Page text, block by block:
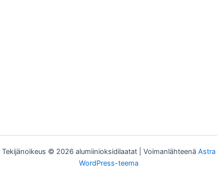
Tekijänoikeus © 2026 alumiinioksidilaatat | Voimanlähteenä Astra
WordPress-teema